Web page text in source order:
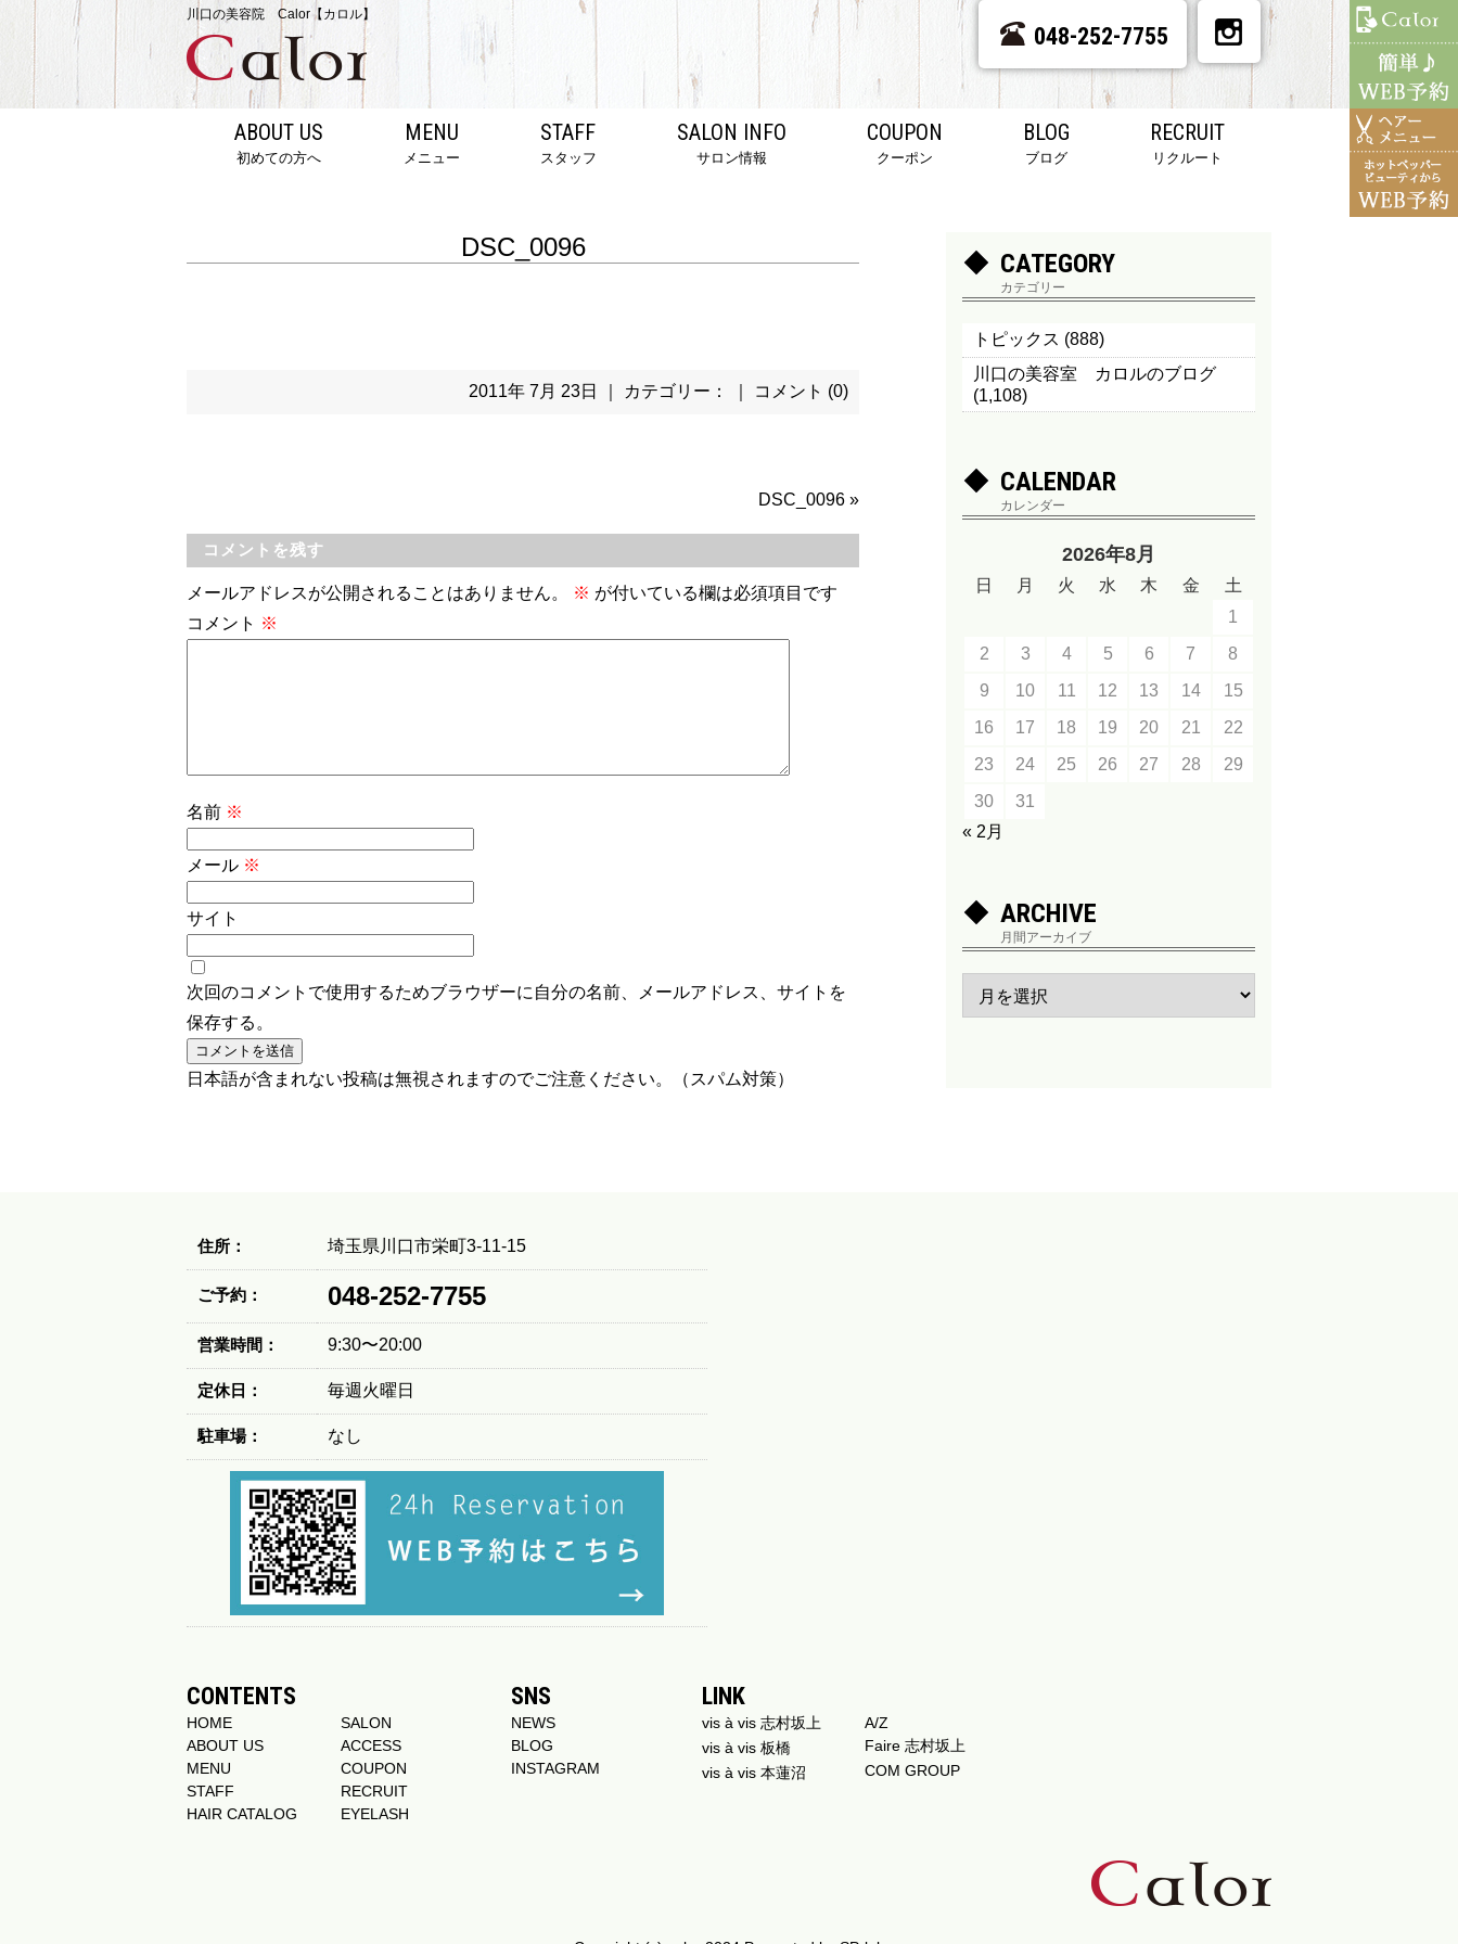
川口の美容院 Calor【カロル】
048-252-7755
ABOUT US
初めての方へ
MENU
メニュー
STAFF
スタッフ
SALON INFO
サロン情報
COUPON
クーポン
BLOG
ブログ
RECRUIT
リクルート
DSC_0096
2011年 7月 23日 ｜ カテゴリー： ｜ コメント (0)
DSC_0096 »
コメントを残す
メールアドレスが公開されることはありません。 ※ が付いている欄は必須項目です
コメント ※
名前 ※
メール ※
サイト
次回のコメントで使用するためブラウザーに自分の名前、メールアドレス、サイトを
保存する。
日本語が含まれない投稿は無視されますのでご注意ください。（スパム対策）
CATEGORY
カテゴリー
トピックス (888)
川口の美容室 カロルのブログ
(1,108)
CALENDAR
カレンダー
2026年8月
日 月 火 水 木 金
土
1
2
3 4 5 6 7
8
9
10 11 12 13 14
15
16
17 18 19 20 21
22
23
24 25 26 27 28
29
30
31
« 2月
ARCHIVE
月間アーカイブ
住所： 埼玉県川口市栄町3-11-15
ご予約： 048-252-7755
営業時間： 9:30〜20:00
定休日： 毎週火曜日
駐車場： なし
CONTENTS
HOME
ABOUT US
MENU
STAFF
HAIR CATALOG
SALON
ACCESS
COUPON
RECRUIT
EYELASH
SNS
NEWS
BLOG
INSTAGRAM
LINK
vis à vis 志村坂上
vis à vis 板橋
vis à vis 本蓮沼
A/Z
Faire 志村坂上
COM GROUP